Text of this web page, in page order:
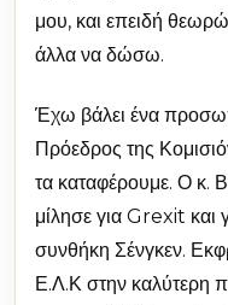
μου, και επειδή
άλλα να δώσω.
Έχω βάλει ένα
Πρόεδρος της
τα καταφέρουμε. Ο κ.
μίλησε για Grexit και
συνθήκη Σένγκεν.
Ε.Λ.Κ στην καλύτερη